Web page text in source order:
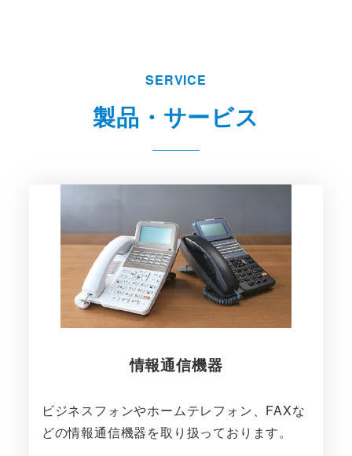
SERVICE
製品・サービス
情報通信機器
ビジネスフォンやホームテレフォン、FAXな
どの情報通信機器を取り扱っております。